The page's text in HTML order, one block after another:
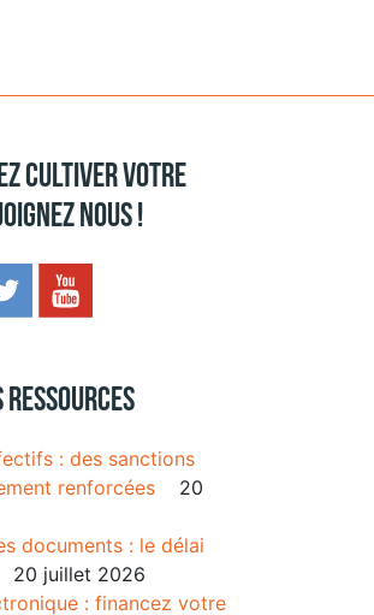
cultiver votre
nous !
ressources
: des sanctions
renforcées
20
documents : le délai
20 juillet 2026
: financez votre